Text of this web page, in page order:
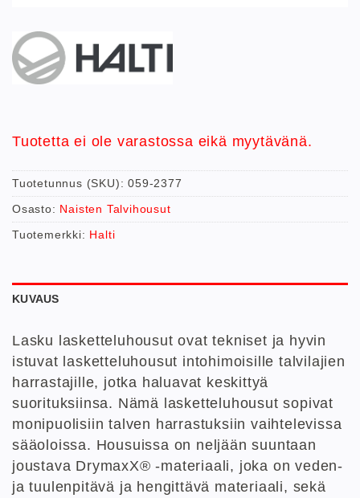
Tuotetta ei ole varastossa eikä myytävänä.
Tuotetunnus (SKU):059-2377
Osasto: Naisten Talvihousut
Tuotemerkki: Halti
KUVAUS
Lasku lasketteluhousut ovat tekniset ja hyvin
istuvat lasketteluhousut intohimoisille talvilajien
harrastajille, jotka haluavat keskittyä
suorituksiinsa. Nämä lasketteluhousut sopivat
monipuolisiin talven harrastuksiin vaihtelevissa
sääoloissa. Housuissa on neljään suuntaan
joustava DrymaxX® -materiaali, joka on veden-
ja tuulenpitävä ja hengittävä materiaali, sekä